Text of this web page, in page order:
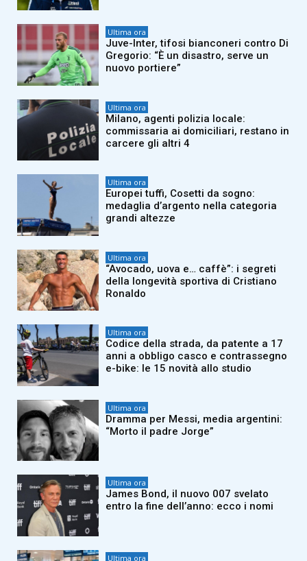
Ultima ora
Juve-Inter, tifosi bianconeri contro Di
Gregorio: “È un disastro, serve un
nuovo portiere”
Ultima ora
Milano, agenti polizia locale:
commissaria ai domiciliari, restano in
carcere gli altri 4
Ultima ora
Europei tuffi, Cosetti da sogno:
medaglia d’argento nella categoria
grandi altezze
Ultima ora
“Avocado, uova e… caffè”: i segreti
della longevità sportiva di Cristiano
Ronaldo
Ultima ora
Codice della strada, da patente a 17
anni a obbligo casco e contrassegno
e-bike: le 15 novità allo studio
Ultima ora
Dramma per Messi, media argentini:
“Morto il padre Jorge”
Ultima ora
James Bond, il nuovo 007 svelato
entro la fine dell’anno: ecco i nomi
Ultima ora